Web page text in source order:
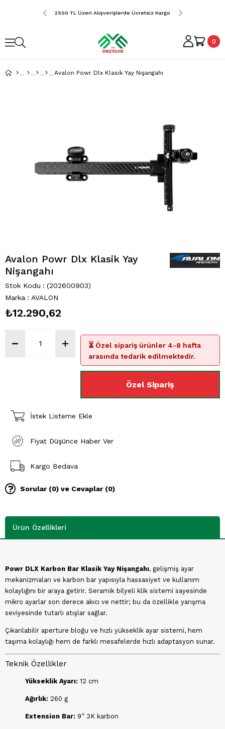
Ücretsiz Kargo 2500 TL Üzeri Alışverişlerde Ücretsiz Kargo 2500 TL Üzeri
0
Avalon Powr Dlx Klasik Yay Nişangahı
Avalon Powr Dlx Klasik Yay
Nişangahı
Stok Kodu
(202600903)
Marka : AVALON
₺12.290,62
⏳ Özel sipariş ürünler 4-8 hafta
arasında tedarik edilmektedir.
İstek Listeme Ekle
Fiyat Düşünce Haber Ver
Kargo Bedava
Sorular (0) ve Cevaplar (0)
Ürün Özellikleri
Powr DLX Karbon Bar Klasik Yay Nişangahı, gelişmiş ayar
mekanizmaları ve karbon bar yapısıyla hassasiyet ve kullanım
kolaylığını bir araya getirir. Seramik bilyeli klik sistemi sayesinde
mikro ayarlar son derece akıcı ve nettir; bu da özellikle yarışma
seviyesinde tutarlı atışlar sağlar.
Çıkarılabilir aperture bloğu ve hızlı yükseklik ayar sistemi, hem
taşıma kolaylığı hem de farklı mesafelerde hızlı adaptasyon sunar.
Teknik Özellikler
Yükseklik Ayarı: 12 cm
Ağırlık: 260 g
Extension Bar: 9” 3K karbon